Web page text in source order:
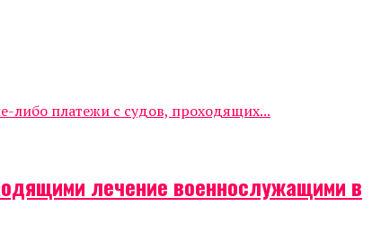
либо платежи с судов, проходящих...
лечение военнослужащими в